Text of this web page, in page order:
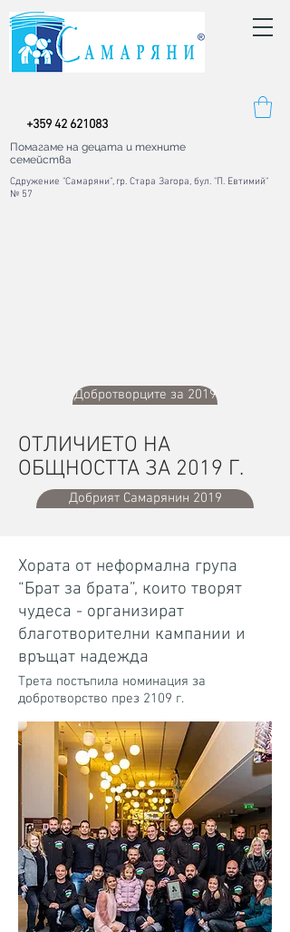
Помагаме на децата и техните
семейства
Сдружение "Самаряни", гр. Стара Загора, бул. "П. Евтимий"
№ 57
+359 42 621083
Добротворците за 2019
ОТЛИЧИЕТО НА
ОБЩНОСТТА ЗА 2019 Г.
Добрият Самарянин 2019
Хората от неформална група
“Брат за брата”, които творят
чудеса - организират
благотворителни кампании и
връщат надежда
Трета постъпила номинация за
добротворство през 2109 г.